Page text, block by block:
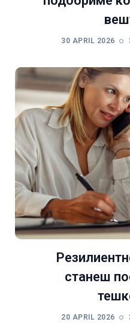
30 APRIL 2026
станеш
20 APRIL 2026